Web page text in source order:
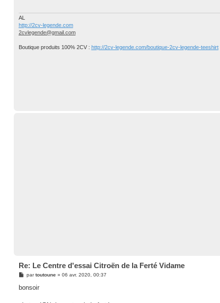
AL
http://2cv-legende.com
2cvlegende@gmail.com
Boutique produits 100% 2CV : http://2cv-legende.com/boutique-2cv-legende-teeshirt
Re: Le Centre d'essai Citroën de la Ferté Vidame
M
s
partoutoune» 06 avr. 2020, 00:37
bonsoir